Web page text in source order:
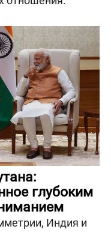
глубоким
Индия и